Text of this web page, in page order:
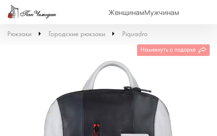
ЖенщинамМужчинам
Рюкзаки Городские рюкзаки Piquadro
Намекнуть о подарке